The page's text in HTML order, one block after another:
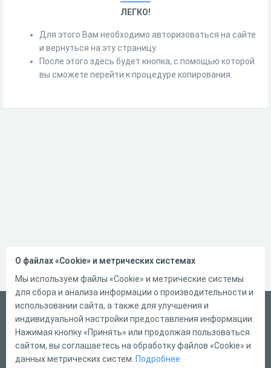
ЛЕГКО!
Для этого Вам необходимо авторизоваться на сайте
и вернуться на эту страницу.
После этого здесь будет кнопка, с помощью которой
вы сможете перейти к процедуре копирования.
Русский
Справка
Форма обратной связи
О файлах «Cookie» и метрических системах
Мы используем файлы «Cookie» и метрические системы
для сбора и анализа информации о производительности и
использовании сайта, а также для улучшения и
индивидуальной настройки предоставления информации.
Нажимая кнопку «Принять» или продолжая пользоваться
сайтом, вы соглашаетесь на обработку файлов «Cookie» и
данных метрических систем. Подробнее